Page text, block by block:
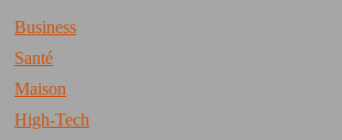
Business
Santé
Maison
High-Tech